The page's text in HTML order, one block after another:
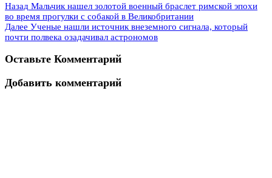
Назад Мальчик нашел золотой военный браслет римской эпохи
во время прогулки с собакой в Великобритании
Далее Ученые нашли источник внеземного сигнала, который
почти полвека озадачивал астрономов
Оставьте Комментарий
Добавить комментарий